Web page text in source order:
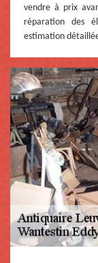
vendre à prix
réparation des
estimation